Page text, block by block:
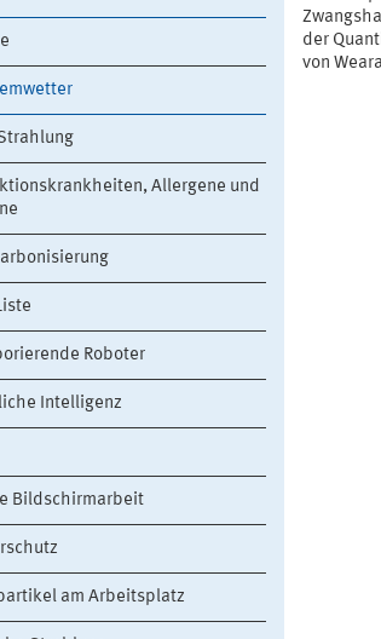
Allergene und
Roboter
Intelligenz
Bildschirmarbeit
am Arbeitsplatz
der
von